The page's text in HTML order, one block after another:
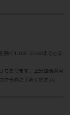
除く10:00-20:00までとな
ております。上記電話番号
で予めご了承ください。